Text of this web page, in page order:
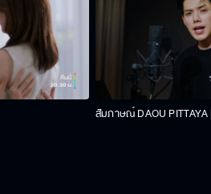
สัมภาษณ์ DAOU PITTAYA